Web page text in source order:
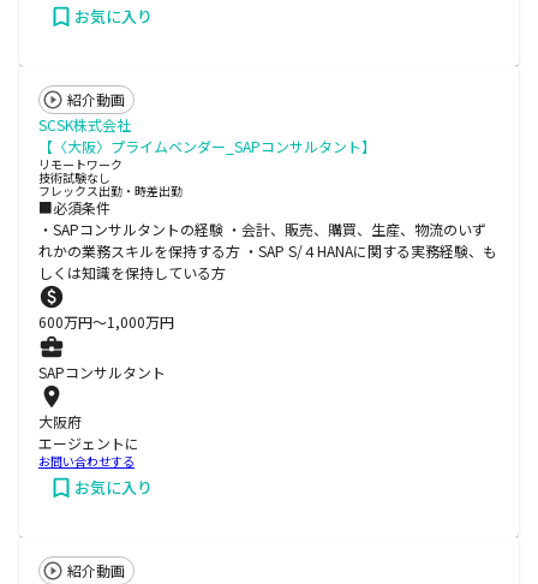
お気に入り
紹介動画
SCSK株式会社
【〈大阪〉プライムベンダー_SAPコンサルタント】
リモートワーク
技術試験なし
フレックス出勤・時差出勤
■必須条件
・SAPコンサルタントの経験 ・会計、販売、購買、生産、物流のいず
れかの業務スキルを保持する方 ・SAP S/４HANAに関する実務経験、も
しくは知識を保持している方
600万円〜1,000万円
SAPコンサルタント
大阪府
エージェントに
お問い合わせする
お気に入り
紹介動画